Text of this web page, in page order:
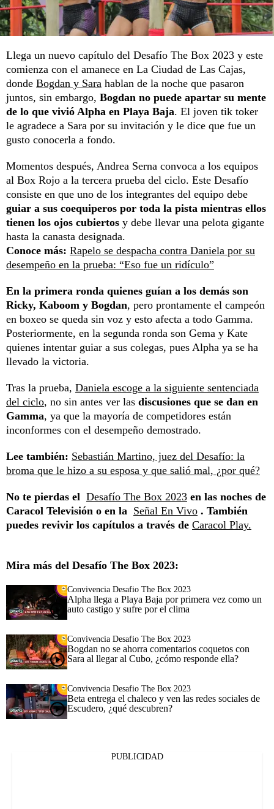
Llega un nuevo capítulo del Desafío The Box 2023 y este
comienza con el amanece en La Ciudad de Las Cajas,
donde Bogdan y Sara hablan de la noche que pasaron
juntos, sin embargo, Bogdan no puede apartar su mente
de lo que vivió Alpha en Playa Baja. El joven tik toker
le agradece a Sara por su invitación y le dice que fue un
gusto conocerla a fondo.
Momentos después, Andrea Serna convoca a los equipos
al Box Rojo a la tercera prueba del ciclo. Este Desafío
consiste en que uno de los integrantes del equipo debe
guiar a sus coequiperos por toda la pista mientras ellos
tienen los ojos cubiertos y debe llevar una pelota gigante
hasta la canasta designada.
Conoce más: Rapelo se despacha contra Daniela por su
desempeño en la prueba: “Eso fue un ridículo”
En la primera ronda quienes guían a los demás son
Ricky, Kaboom y Bogdan, pero prontamente el campeón
en boxeo se queda sin voz y esto afecta a todo Gamma.
Posteriormente, en la segunda ronda son Gema y Kate
quienes intentar guiar a sus colegas, pues Alpha ya se ha
llevado la victoria.
Tras la prueba, Daniela escoge a la siguiente sentenciada
del ciclo, no sin antes ver las discusiones que se dan en
Gamma, ya que la mayoría de competidores están
inconformes con el desempeño demostrado.
Lee también: Sebastián Martino, juez del Desafío: la
broma que le hizo a su esposa y que salió mal, ¿por qué?
No te pierdas el Desafío The Box 2023 en las noches de
Caracol Televisión o en la Señal En Vivo . También
puedes revivir los capítulos a través de Caracol Play.
Mira más del Desafío The Box 2023:
Convivencia Desafio The Box 2023
Alpha llega a Playa Baja por primera vez como un
auto castigo y sufre por el clima
Convivencia Desafio The Box 2023
Bogdan no se ahorra comentarios coquetos con
Sara al llegar al Cubo, ¿cómo responde ella?
Convivencia Desafio The Box 2023
Beta entrega el chaleco y ven las redes sociales de
Escudero, ¿qué descubren?
PUBLICIDAD